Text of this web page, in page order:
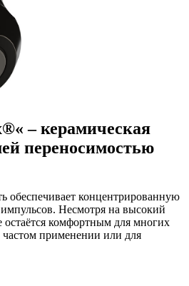
– керамическая
переносимостью
обеспечивает концентрированную
Несмотря на высокий
остаётся комфортным для многих
применении или для